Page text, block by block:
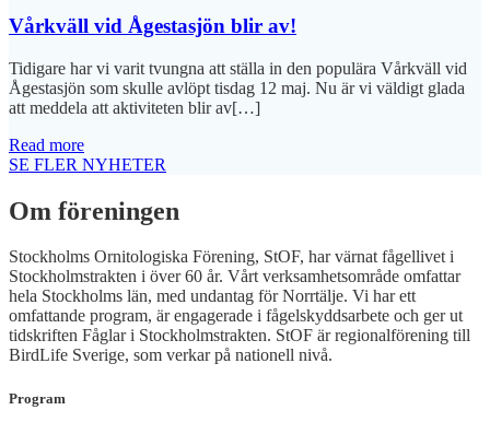
Vårkväll vid Ågestasjön blir av!
Tidigare har vi varit tvungna att ställa in den populära Vårkväll vid
Ågestasjön som skulle avlöpt tisdag 12 maj. Nu är vi väldigt glada
att meddela att aktiviteten blir av[…]
Read more
SE FLER NYHETER
Om föreningen
Stockholms Ornitologiska Förening, StOF, har värnat fågellivet i
Stockholmstrakten i över 60 år. Vårt verksamhetsområde omfattar
hela Stockholms län, med undantag för Norrtälje. Vi har ett
omfattande program, är engagerade i fågelskyddsarbete och ger ut
tidskriften Fåglar i Stockholmstrakten. StOF är regionalförening till
BirdLife Sverige, som verkar på nationell nivå.
Program